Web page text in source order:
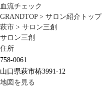
血流チェック
GRANDTOP > サロン紹介トップ
萩市 > サロン三創
サロン三創
住所
758-0061
山口県萩市椿3991-12
地図を見る